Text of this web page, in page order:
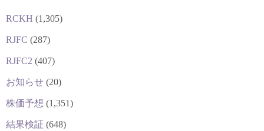
RCKH (1,305)
RJFC (287)
RJFC2 (407)
お知らせ (20)
株価予想 (1,351)
結果検証 (648)